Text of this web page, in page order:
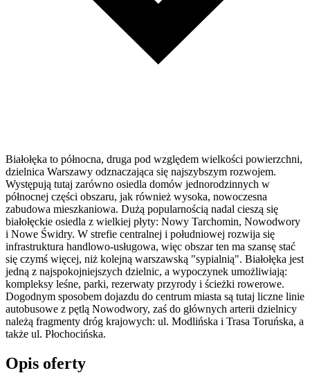
Białołęka to północna, druga pod względem wielkości powierzchni,
dzielnica Warszawy odznaczająca się najszybszym rozwojem.
Występują tutaj zarówno osiedla domów jednorodzinnych w
północnej części obszaru, jak również wysoka, nowoczesna
zabudowa mieszkaniowa. Dużą popularnością nadal cieszą się
białołęckie osiedla z wielkiej płyty: Nowy Tarchomin, Nowodwory
i Nowe Świdry. W strefie centralnej i południowej rozwija się
infrastruktura handlowo-usługowa, więc obszar ten ma szansę stać
się czymś więcej, niż kolejną warszawską "sypialnią". Białołęka jest
jedną z najspokojniejszych dzielnic, a wypoczynek umożliwiają:
kompleksy leśne, parki, rezerwaty przyrody i ścieżki rowerowe.
Dogodnym sposobem dojazdu do centrum miasta są tutaj liczne linie
autobusowe z pętlą Nowodwory, zaś do głównych arterii dzielnicy
należą fragmenty dróg krajowych: ul. Modlińska i Trasa Toruńska, a
także ul. Płochocińska.
Opis oferty